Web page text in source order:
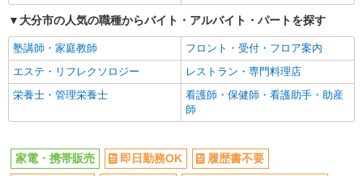
大分市の人気の職種からバイト・アルバイト・パートを探す
塾講師・家庭教師
フロント・受付・フロア案内
エステ・リフレクソロジー
レストラン・専門料理店
栄養士・管理栄養士
看護師・保健師・看護助手・助産
師
家電・携帯販売 即日勤務OK
履歴書不要